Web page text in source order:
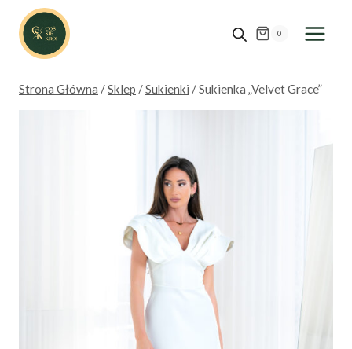
Przejdź
treści
0
Strona Główna /Sklep /Sukienki /Sukienka „Velvet Grace”